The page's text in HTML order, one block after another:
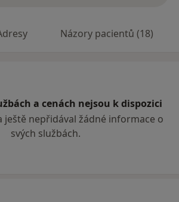
Názory pacientů (18)
a cenách nejsou k dispozici
ještě nepřidával žádné informace o
svých službách.